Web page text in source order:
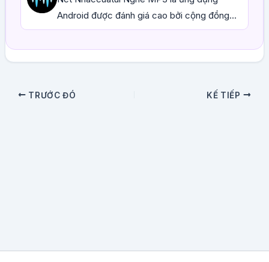
Android được đánh giá cao bởi cộng đồng...
TRƯỚC ĐÓ KẾ TIẾP